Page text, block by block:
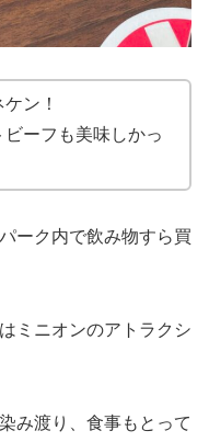
ン！
ーフも美味しかっ
ーク内で飲み物すら買
ミニオンのアトラクシ
み渡り、食事もとって